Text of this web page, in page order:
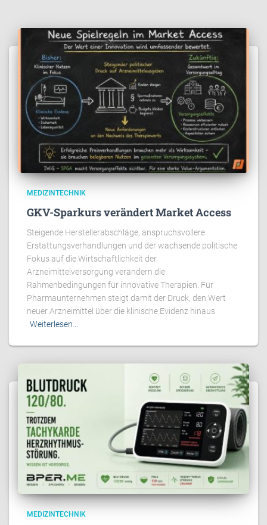
MEDIZINTECHNIK
GKV-Sparkurs verändert Market Access
Steigende Herstellerabschläge, anspruchsvollere
Erstattungsverhandlungen und der wachsende politische
Fokus auf die Wirtschaftlichkeit der
Arzneimittelversorgung verändern die
Rahmenbedingungen für innovative Therapien. Für
Pharmaunternehmen steigt damit der Druck, den Wert
neuer Arzneimittel über die klinische Evidenz hinaus
Weiterlesen…
MEDIZINTECHNIK